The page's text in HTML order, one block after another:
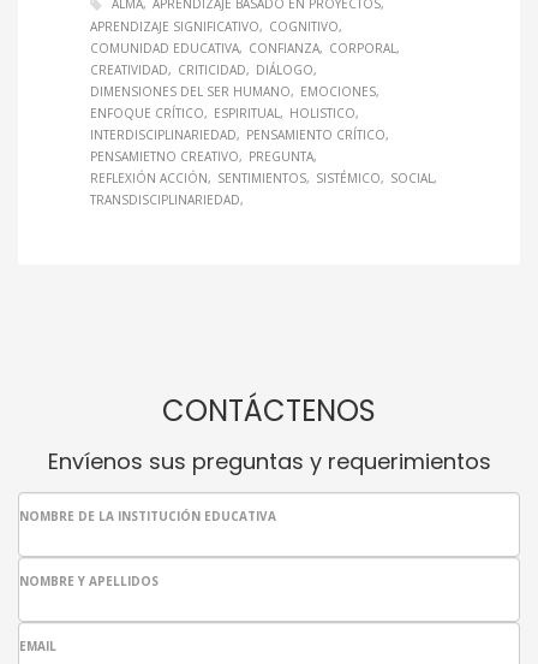
APRENDIZAJE SIGNIFICATIVO
COGNITIVO
COMUNIDAD EDUCATIVA
CONFIANZA
CORPORAL
CREATIVIDAD
CRITICIDAD
DIÁLOGO
DIMENSIONES DEL SER HUMANO
EMOCIONES
ENFOQUE CRÍTICO
ESPIRITUAL
HOLISTICO
INTERDISCIPLINARIEDAD
PENSAMIENTO CRÍTICO
PENSAMIETNO CREATIVO
PREGUNTA
REFLEXIÓN ACCIÓN
SENTIMIENTOS SISTÉMICO
SOCIAL
TRANSDISCIPLINARIEDAD
CONTÁCTENOS
Envíenos sus preguntas y requerimientos
NOMBRE DE LA INSTITUCIÓN EDUCATIVA
NOMBRE Y APELLIDOS
EMAIL